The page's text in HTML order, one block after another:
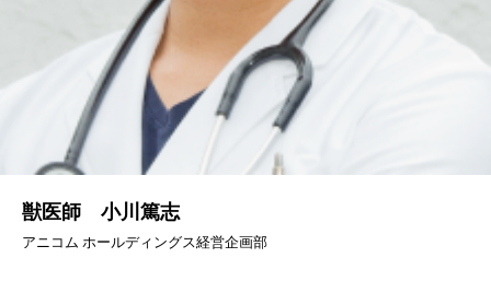
獣医師 小川篤志
アニコム ホールディングス経営企画部